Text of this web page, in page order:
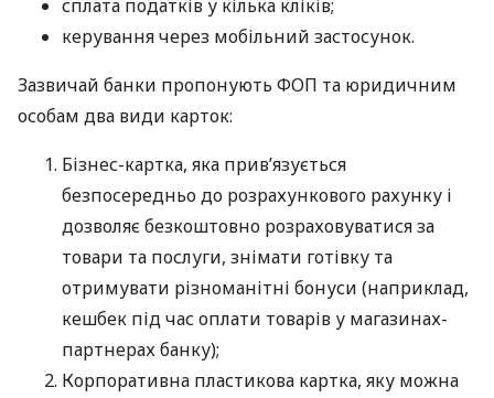
сплата податків у кілька кліків;
керування через мобільний застосунок.
Зазвичай банки пропонують ФОП та юридичним
особам два види карток:
Бізнес-картка, яка прив’язується
безпосередньо до розрахункового рахунку і
дозволяє безкоштовно розраховуватися за
товари та послуги, знімати готівку та
отримувати різноманітні бонуси (наприклад,
кешбек під час оплати товарів у магазинах-
партнерах банку);
Корпоративна пластикова картка, яку можна